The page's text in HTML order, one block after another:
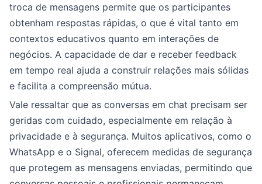
troca de mensagens permite que os participantes
obtenham respostas rápidas, o que é vital tanto em
contextos educativos quanto em interações de
negócios. A capacidade de dar e receber feedback
em tempo real ajuda a construir relações mais sólidas
e facilita a compreensão mútua.
Vale ressaltar que as conversas em chat precisam ser
geridas com cuidado, especialmente em relação à
privacidade e à segurança. Muitos aplicativos, como o
WhatsApp e o Signal, oferecem medidas de segurança
que protegem as mensagens enviadas, permitindo que